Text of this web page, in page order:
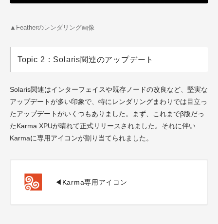
▲Featherのレンダリング画像
Topic 2：Solaris関連のアップデート
Solaris関連はインターフェイスや既存ノードの改良など、堅実な
アップデートが多い印象で、特にレンダリングまわりでは目立っ
たアップデートがいくつもありました。まず、これまでβ版だっ
たKarma XPUが晴れて正式リリースされました。それに伴い
Karmaに専用アイコンが割り当てられました。
◀︎Karma専用アイコン